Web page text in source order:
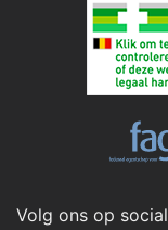
Volg ons op